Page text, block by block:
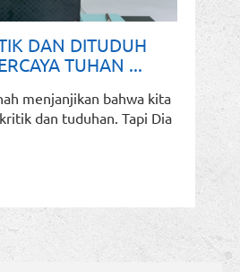
DAN DITUDUH
TUHAN ...
menjanjikan bahwa kita
dan tuduhan. Tapi Dia